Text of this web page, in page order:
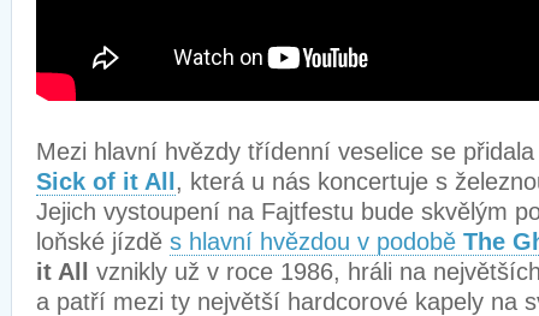
Mezi hlavní hvězdy třídenní veselice se
Sick of it All , která u nás koncertuje s
Jejich vystoupení na Fajtfestu bude skvělým
loňské jízdě s hlavní hvězdou v podobě The
it All vznikly už v roce 1986, hráli na
a patří mezi ty největší hardcorové kapely na